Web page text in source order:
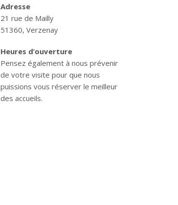
Adresse
21 rue de Mailly
51360, Verzenay
Heures d’ouverture
Pensez également à nous prévenir
de votre visite pour que nous
puissions vous réserver le meilleur
des accueils.